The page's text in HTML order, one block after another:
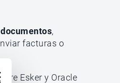
,
facturas o
Esker y Oracle